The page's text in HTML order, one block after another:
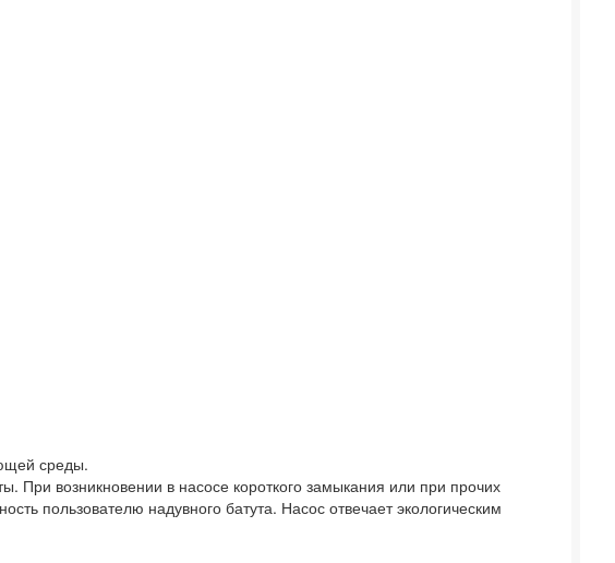
среды.
При возникновении в насосе короткого замыкания или при прочих
пользователю надувного батута. Насос отвечает экологическим